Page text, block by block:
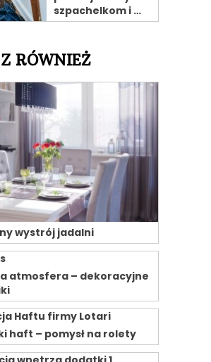
szpachelkom i …
RÓWNIEŻ
wystrój jadalni
atmosfera – dekoracyjne
haft – pomysł na rolety